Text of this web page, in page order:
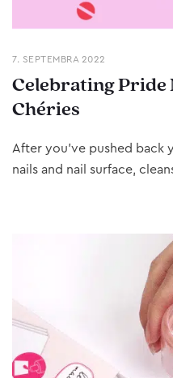
7. SEPTEMBRA 2022
Celebrating Pride
Chéries
After you’ve pushed back
nails and nail surface,